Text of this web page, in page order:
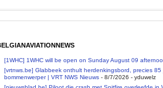
[1WHC] 1WHC will be open on Sunday August 09
[vrtnws.be] Glabbeek onthult herdenkingsbord, precies 85
bommenwerper | VRT NWS Nieuws- 8/7/2026 - yduwelz